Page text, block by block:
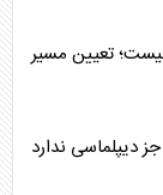
تعیین مسیر
دیپلماسی ندارد